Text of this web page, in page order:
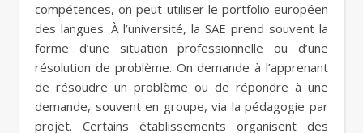
compétences, on peut utiliser le portfolio européen
des langues. À l’université, la SAE prend souvent la
forme d’une situation professionnelle ou d’une
résolution de problème. On demande à l’apprenant
de résoudre un problème ou de répondre à une
demande, souvent en groupe, via la pédagogie par
projet. Certains établissements organisent des